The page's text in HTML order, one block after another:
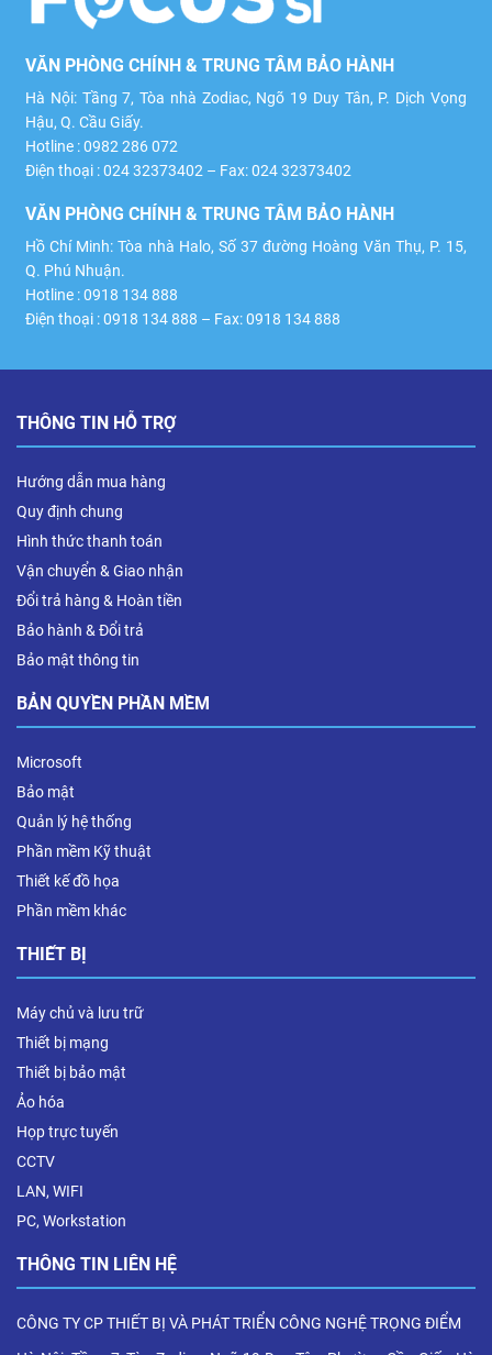
VĂN PHÒNG CHÍNH & TRUNG TÂM BẢO HÀNH
Hà Nội: Tầng 7, Tòa nhà Zodiac, Ngõ 19 Duy Tân, P. Dịch Vọng
Hậu, Q. Cầu Giấy.
Hotline : 0982 286 072
Điện thoại : 024 32373402 – Fax: 024 32373402
VĂN PHÒNG CHÍNH & TRUNG TÂM BẢO HÀNH
Hồ Chí Minh: Tòa nhà Halo, Số 37 đường Hoàng Văn Thụ, P. 15,
Q. Phú Nhuận.
Hotline : 0918 134 888
Điện thoại : 0918 134 888 – Fax: 0918 134 888
THÔNG TIN HỖ TRỢ
Hướng dẫn mua hàng
Quy định chung
Hình thức thanh toán
Vận chuyển & Giao nhận
Đổi trả hàng & Hoàn tiền
Bảo hành & Đổi trả
Bảo mật thông tin
BẢN QUYỀN PHẦN MỀM
Microsoft
Bảo mật
Quản lý hệ thống
Phần mềm Kỹ thuật
Thiết kế đồ họa
Phần mềm khác
THIẾT BỊ
Máy chủ và lưu trữ
Thiết bị mạng
Thiết bị bảo mật
Ảo hóa
Họp trực tuyến
CCTV
LAN, WIFI
PC, Workstation
THÔNG TIN LIÊN HỆ
CÔNG TY CP THIẾT BỊ VÀ PHÁT TRIỂN CÔNG NGHỆ TRỌNG ĐIỂM